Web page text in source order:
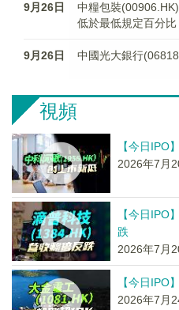
9月26日
中糧包裝
低於最低規定百分比
9月26日 中國光大銀行
視頻
【今日IPO
2026年7月
【今日IPO
跌
2026年7月
【今日IPO
2026年7月